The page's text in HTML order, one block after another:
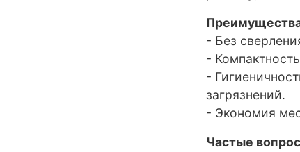
- Без
-
-
загрязнений.
- Экономия
Частые